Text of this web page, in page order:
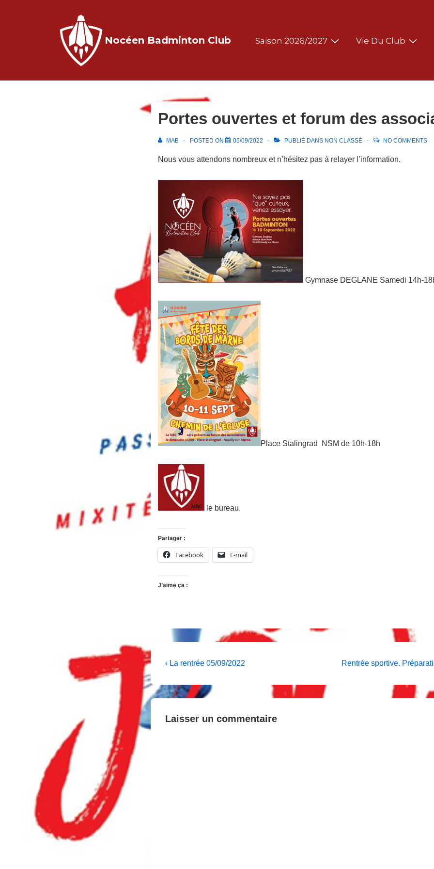
Nocéen Badminton Club
MainSaison 2026/2027 Vie Du Club
Portes ouvertes et forum des
MAB POSTED ON 05/09/2022 PUBLIÉ DANS NON CLASSÉ NO COMMENTS
Nous vous attendons nombreux et n’hésitez pas à relayer l’information.
Gymnase DEGLANE Samedi 14h-
Place Stalingrad NSM de 10h-18h
le bureau.
Partager :
Facebook E-mail
J’aime ça :
Navigation
l’article
Previous
is
‹ La rentrée 05/09/2022
Next
Rentrée sportive.
Laisser un commentaire